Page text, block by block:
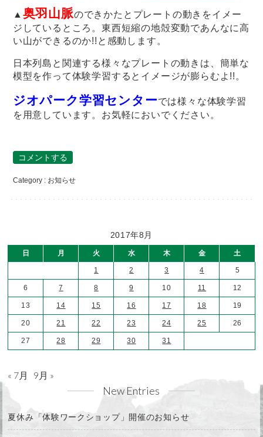
▲ 奥羽山脈のできかたとプレートの動きをイメー
ジしているところ。東西短縮の地殻変動であんなに高
い山ができるのか!!と感動します。
日本列島と関連する様々なプレートの動きは、簡単な
模型を作って体験学習するとイメージが膨らむよ!!。
ジオパーク学習センターでは様々な体験学習
を用意しています。お気軽においでください。
コメントする
Category : お知らせ
2017年8月
日 月 火 水 木 金 土
1 2 3 4 5
6 7 8 9 10 11 12
13 14 15 16 17 18 19
20 21 22 23 24 25 26
27 28 29 30 31
« 7月 9月 »
New Entries
夏休み「体験ワークショップ」開催のお知らせ